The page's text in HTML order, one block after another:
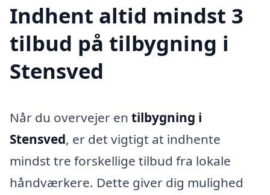
Indhent altid mindst 3
tilbud på tilbygning i
Stensved
Når du overvejer en tilbygning i
Stensved, er det vigtigt at indhente
mindst tre forskellige tilbud fra lokale
håndværkere. Dette giver dig mulighed